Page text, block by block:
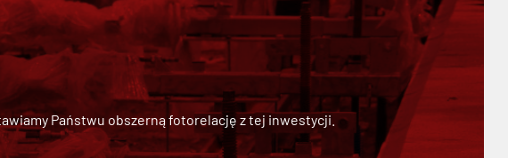
Państwu obszerną fotorelację z tej inwestycji.